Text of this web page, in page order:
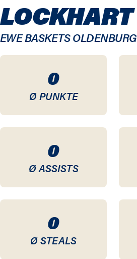
0
Ø PUNKTE
0
Ø ASSISTS
0
Ø STEALS
LOCKHART
EWE BASKETS OLDENBURG